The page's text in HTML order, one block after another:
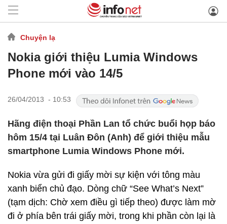
Chuyện lạ
Nokia giới thiệu Lumia Windows
Phone mới vào 14/5
26/04/2013 - 10:53
Hãng điện thoại Phần Lan tổ chức buổi họp báo
hôm 15/4 tại Luân Đôn (Anh) để giới thiệu mẫu
smartphone Lumia Windows Phone mới.
Nokia vừa gửi đi giấy mời sự kiện với tông màu
xanh biển chủ đạo. Dòng chữ “See What’s Next”
(tạm dịch: Chờ xem điều gì tiếp theo) được làm mờ
đi ở phía bên trái giấy mời, trong khi phần còn lại là